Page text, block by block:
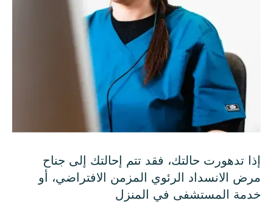
إذا تدهورت حالتك، فقد تتم إحالتك إلى جناح
مرض الانسداد الرئوي المزمن الافتراضي، أو
خدمة المستشفى في المنزل